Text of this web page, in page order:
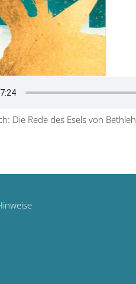
Die Rede des Esels von